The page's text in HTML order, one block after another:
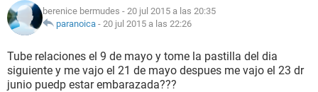
NUTRICIÓN
BIENESTAR
berenice bermudes - 20 jul 2015 a las 20:35
paranoica - 20 jul 2015 a las 22:26
Tube relaciones el 9 de mayo y tome la pastilla del dia
siguiente y me vajo el 21 de mayo despues me vajo el 23 dr
junio puedp estar embarazada???